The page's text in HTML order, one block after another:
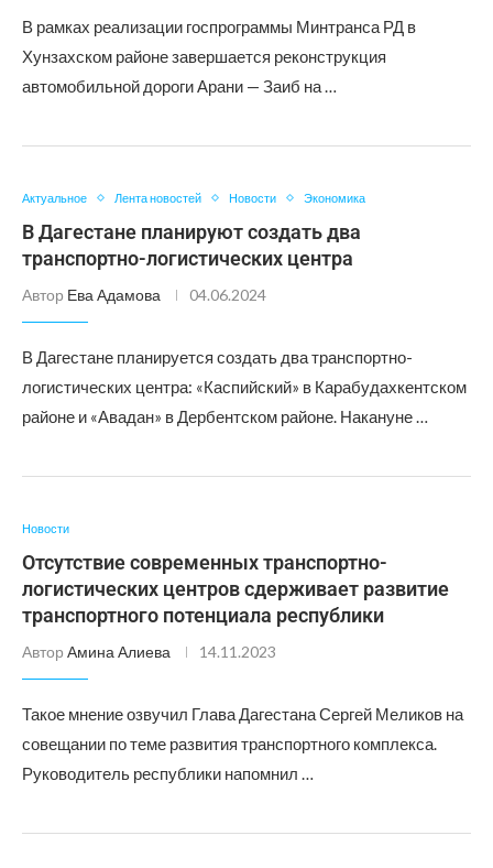
В рамках реализации госпрограммы Минтранса РД в
Хунзахском районе завершается реконструкция
автомобильной дороги Арани — Заиб на …
Актуальное Лента новостей Новости Экономика
В Дагестане планируют создать два
транспортно-логистических центра
Автор Ева Адамова 04.06.2024
В Дагестане планируется создать два транспортно-
логистических центра: «Каспийский» в Карабудахкентском
районе и «Авадан» в Дербентском районе. Накануне …
Новости
Отсутствие современных транспортно-
логистических центров сдерживает развитие
транспортного потенциала республики
Автор Амина Алиева 14.11.2023
Такое мнение озвучил Глава Дагестана Сергей Меликов на
совещании по теме развития транспортного комплекса.
Руководитель республики напомнил …